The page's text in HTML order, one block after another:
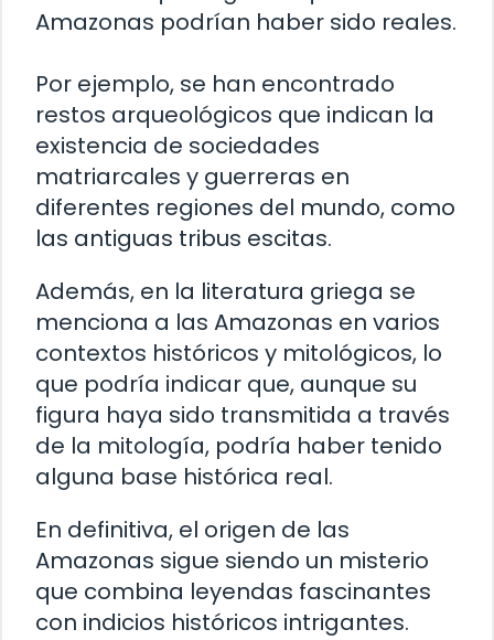
Amazonas podrían haber sido reales.
Por ejemplo, se han encontrado
restos arqueológicos que indican la
existencia de sociedades
matriarcales y guerreras en
diferentes regiones del mundo, como
las antiguas tribus escitas.
Además, en la literatura griega se
menciona a las Amazonas en varios
contextos históricos y mitológicos, lo
que podría indicar que, aunque su
figura haya sido transmitida a través
de la mitología, podría haber tenido
alguna base histórica real.
En definitiva, el origen de las
Amazonas sigue siendo un misterio
que combina leyendas fascinantes
con indicios históricos intrigantes.